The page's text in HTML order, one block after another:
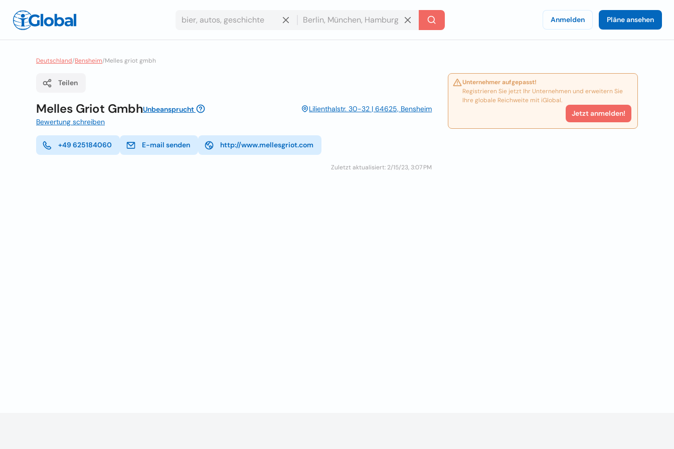
Anmelden Pläne ansehen
Deutschland/Bensheim/Melles griot gmbh
Teilen
Melles Griot GmbhUnbeansprucht
Lilienthalstr. 30-32 | 64625, Bensheim
Bewertung schreiben
+49 625184060 E-mail senden http://www.mellesgriot.com
Zuletzt aktualisiert: 2/15/23, 3:07 PM
Unternehmer aufgepasst!
Registrieren Sie jetzt Ihr Unternehmen und erweitern Sie
Ihre globale Reichweite mit iGlobal.
Jetzt anmelden!